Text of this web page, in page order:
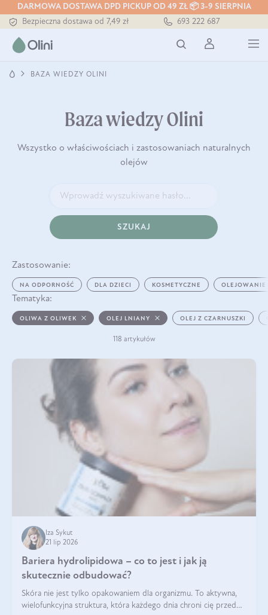
DARMOWA DOSTAWA DPD PICKUP OD 49 ZŁ 📦 3-9 SIERPNIA
Bezpieczna dostawa od 7,49 zł
Darmowa dostawa od 199 zł
Tłoczony zawsze na zimno
693 222 687
BAZA WIEDZY OLINI
Baza wiedzy Olini
Wszystko o właściwościach i zastosowaniach naturalnych
olejów
SZUKAJ
Zastosowanie:
NA ODPORNOŚĆ DLA DZIECI KOSMETYCZNE OLEJOWANIE
Tematyka:
OLIWA Z OLIWEK OLEJ LNIANY OLEJ Z CZARNUSZKI
118 artykułów
Iza Sykut
21 lip 2026
Bariera hydrolipidowa – co to jest i jak ją
skutecznie odbudować?
Skóra nie jest tylko opakowaniem dla organizmu. To aktywna,
wielofunkcyjna struktura, która każdego dnia chroni cię przed